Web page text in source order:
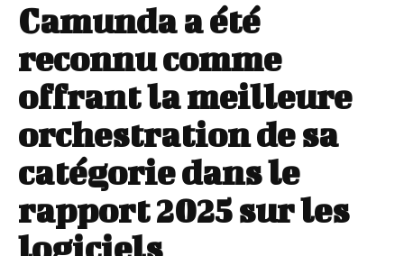
Camunda a été
reconnu comme
offrant la meilleure
orchestration de sa
catégorie dans le
rapport 2025 sur les
logiciels